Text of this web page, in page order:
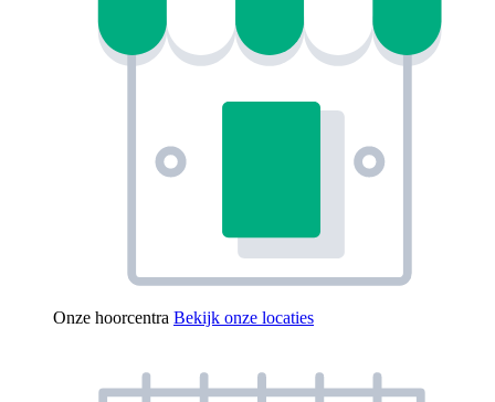
Onze hoorcentra Bekijk onze locaties